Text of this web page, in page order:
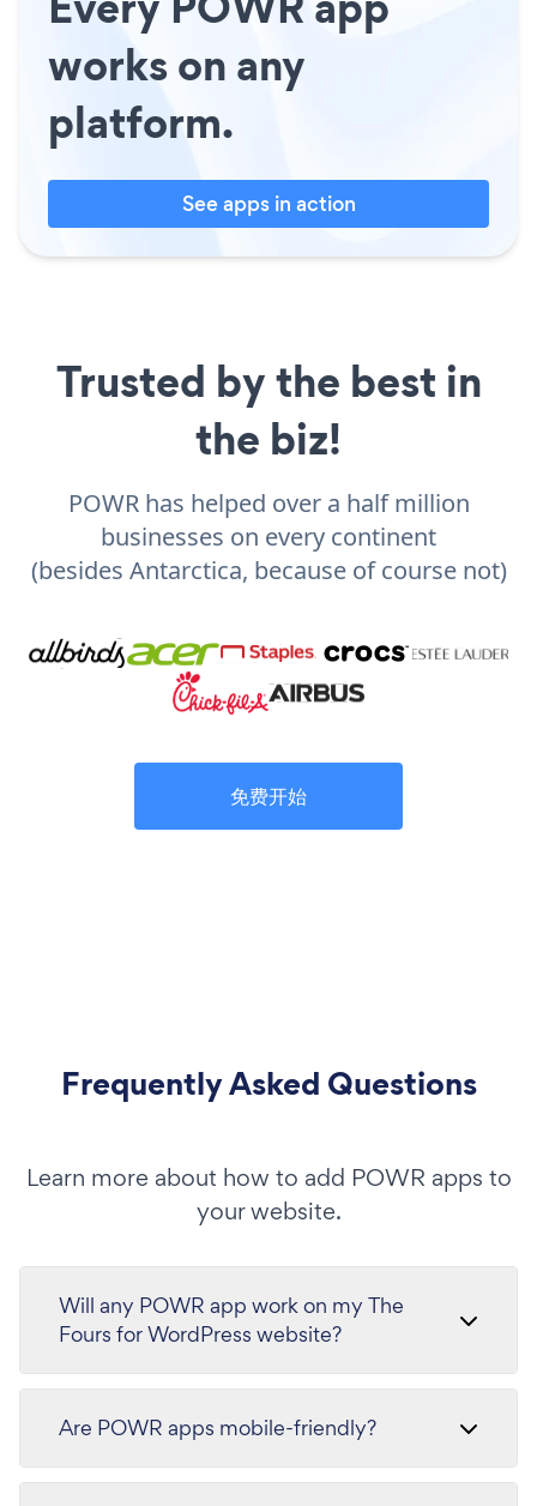
works on any
platform.
See apps in action
Trusted by the best in
the biz!
POWR has helped over a half million
businesses on every continent
(besides Antarctica, because of course not)
免费开始
Frequently Asked Questions
Learn more about how to add POWR apps to
your website.
Will any POWR app work on my The
Fours for WordPress website?
Are POWR apps mobile-friendly?